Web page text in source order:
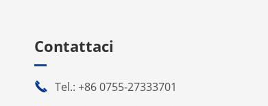
Contattaci
 Tel.: +86 0755-27333701